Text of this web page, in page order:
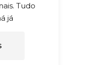
Tudo
já